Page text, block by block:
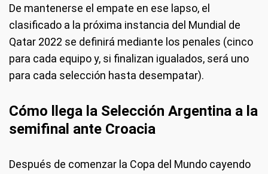
De mantenerse el empate en ese lapso, el
clasificado a la próxima instancia del Mundial de
Qatar 2022 se definirá mediante los penales (cinco
para cada equipo y, si finalizan igualados, será uno
para cada selección hasta desempatar).
Cómo llega la Selección Argentina a la
semifinal ante Croacia
Después de comenzar la Copa del Mundo cayendo